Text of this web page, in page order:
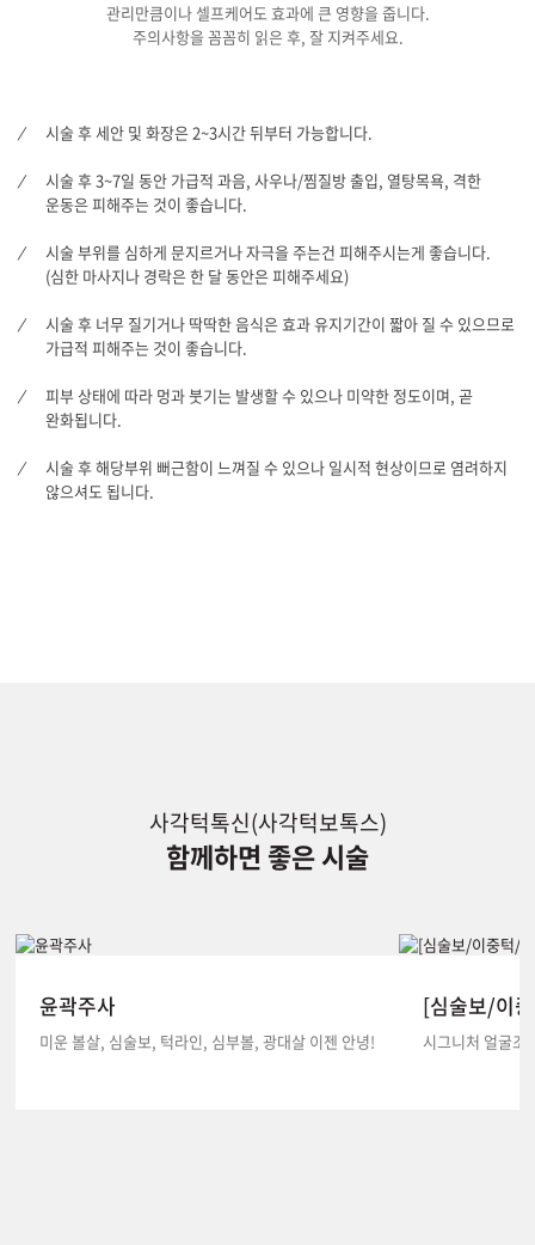
관리만큼이나 셀프케어도 효과에 큰 영향을 줍니다.
주의사항을 꼼꼼히 읽은 후, 잘 지켜주세요.
시술 후 세안 및 화장은 2~3시간 뒤부터 가능합니다.
시술 후 3~7일 동안 가급적 과음, 사우나/찜질방 출입, 열탕목욕, 격한
운동은 피해주는 것이 좋습니다.
시술 부위를 심하게 문지르거나 자극을 주는건 피해주시는게 좋습니다.
(심한 마사지나 경락은 한 달 동안은 피해주세요)
시술 후 너무 질기거나 딱딱한 음식은 효과 유지기간이 짧아 질 수 있으므로
가급적 피해주는 것이 좋습니다.
피부 상태에 따라 멍과 붓기는 발생할 수 있으나 미약한 정도이며, 곧
완화됩니다.
시술 후 해당부위 뻐근함이 느껴질 수 있으나 일시적 현상이므로 염려하지
않으셔도 됩니다.
사각턱톡신(사각턱보톡스)
함께하면 좋은 시술
윤곽주사
미운 볼살, 심술보, 턱라인, 심부볼, 광대살 이젠 안녕!
[심술보/이
시그니처 얼굴조